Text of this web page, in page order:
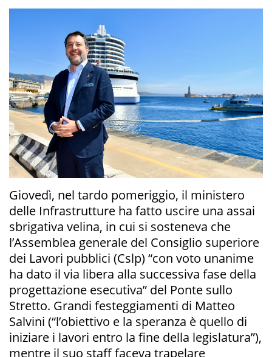
Giovedì, nel tardo pomeriggio, il ministero
delle Infrastrutture ha fatto uscire una assai
sbrigativa velina, in cui si sosteneva che
l’Assemblea generale del Consiglio superiore
dei Lavori pubblici (Cslp) “con voto unanime
ha dato il via libera alla successiva fase della
progettazione esecutiva” del Ponte sullo
Stretto. Grandi festeggiamenti di Matteo
Salvini (“l’obiettivo e la speranza è quello di
iniziare i lavori entro la fine della legislatura”),
mentre il suo staff faceva trapelare